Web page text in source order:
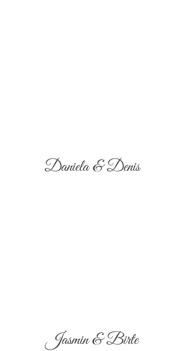
Daniela & Denis
Jasmin & Birte